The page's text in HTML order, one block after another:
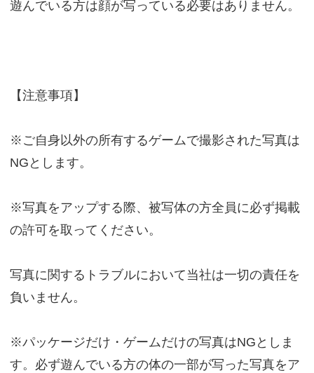
遊んでいる方は顔が写っている必要はありません。
【注意事項】
※ご自身以外の所有するゲームで撮影された写真は
NGとします。
※写真をアップする際、被写体の方全員に必ず掲載
の許可を取ってください。
写真に関するトラブルにおいて当社は一切の責任を
負いません。
※パッケージだけ・ゲームだけの写真はNGとしま
す。必ず遊んでいる方の体の一部が写った写真をア